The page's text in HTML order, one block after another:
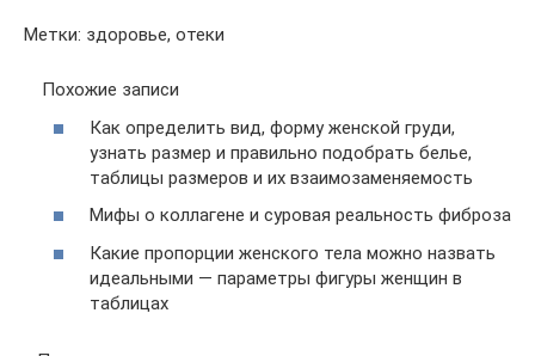
Метки: здоровье, отеки
Похожие записи
Как определить вид, форму женской груди,
узнать размер и правильно подобрать белье,
таблицы размеров и их взаимозаменяемость
Мифы о коллагене и суровая реальность фиброза
Какие пропорции женского тела можно назвать
идеальными — параметры фигуры женщин в
таблицах